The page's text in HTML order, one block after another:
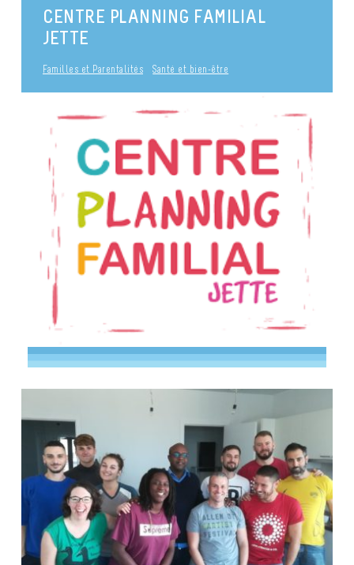
CENTRE PLANNING FAMILIAL
JETTE
Familles et Parentalités Santé et bien-être